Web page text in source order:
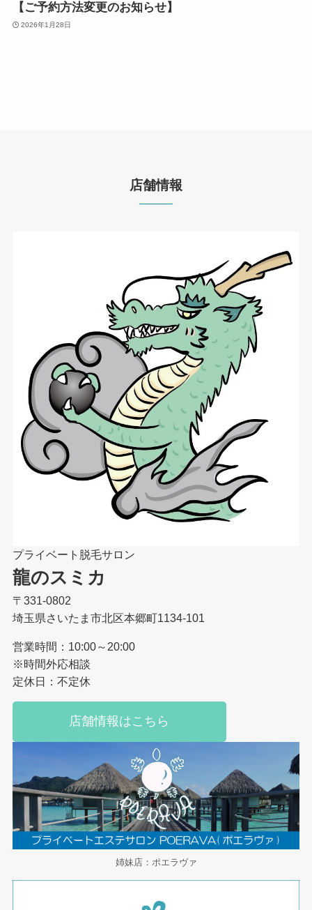
【ご予約方法変更のお知らせ】
2026年1月28日
店舗情報
プライベート脱毛サロン
龍のスミカ
〒331-0802
埼玉県さいたま市北区本郷町1134-101
営業時間：10:00～20:00
※時間外応相談
定休日：不定休
店舗情報はこちら
姉妹店：ポエラヴァ